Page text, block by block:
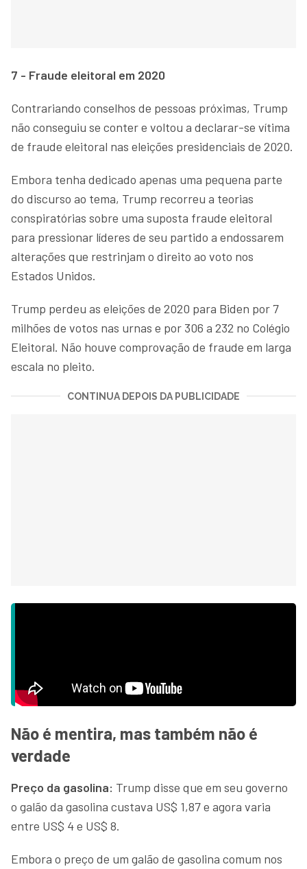
7 - Fraude eleitoral em 2020
Contrariando conselhos de pessoas próximas, Trump
não conseguiu se conter e voltou a declarar-se vítima
de fraude eleitoral nas eleições presidenciais de 2020.
Embora tenha dedicado apenas uma pequena parte
do discurso ao tema, Trump recorreu a teorias
conspiratórias sobre uma suposta fraude eleitoral
para pressionar líderes de seu partido a endossarem
alterações que restrinjam o direito ao voto nos
Estados Unidos.
Trump perdeu as eleições de 2020 para Biden por 7
milhões de votos nas urnas e por 306 a 232 no Colégio
Eleitoral. Não houve comprovação de fraude em larga
escala no pleito.
CONTINUA DEPOIS DA PUBLICIDADE
Não é mentira, mas também não é
verdade
Preço da gasolina: Trump disse que em seu governo
o galão da gasolina custava US$ 1,87 e agora varia
entre US$ 4 e US$ 8.
Embora o preço de um galão de gasolina comum nos